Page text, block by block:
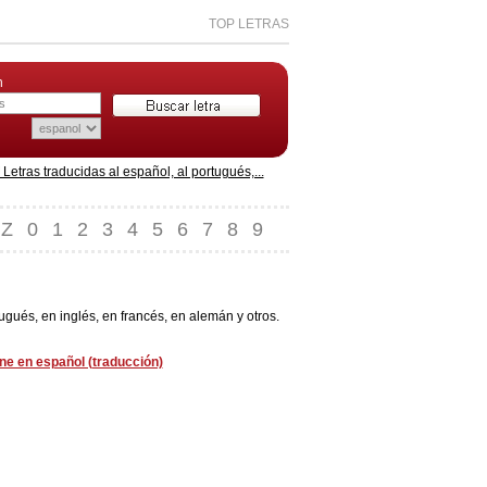
TOP LETRAS
traducidas al español, al portugués,...
Z 0 1 2 3 4 5 6 7 8 9
en inglés, en francés, en alemán y otros.
en español (traducción)